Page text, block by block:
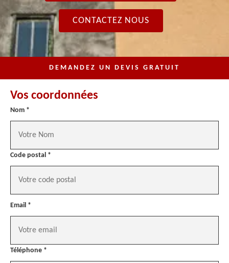
CONTACTEZ NOUS
DEMANDEZ UN DEVIS GRATUIT
Vos coordonnées
Nom *
Code postal *
Email *
Téléphone *